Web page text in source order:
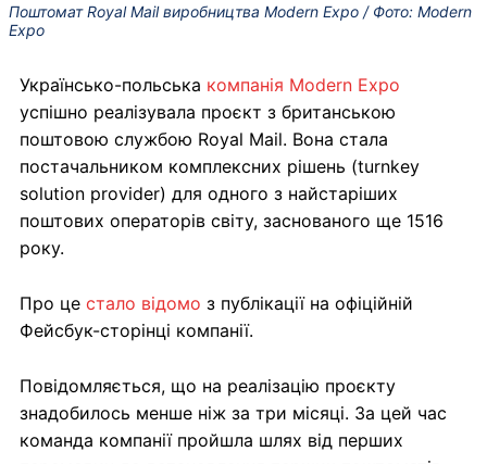
Поштомат Royal Mail виробництва Modern Expo / Фото: Modern
Expo
Українсько-польська компанія Modern Expo
успішно реалізувала проєкт з британською
поштовою службою Royal Mail. Вона стала
постачальником комплексних рішень (turnkey
solution provider) для одного з найстаріших
поштових операторів світу, заснованого ще 1516
року.
Про це стало відомо з публікації на офіційній
Фейсбук-сторінці компанії.
Повідомляється, що на реалізацію проєкту
знадобилось менше ніж за три місяці. За цей час
команда компанії пройшла шлях від перших